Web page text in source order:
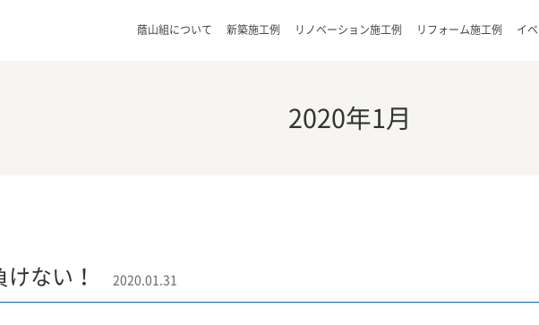
蔭山組について 新築施工例 リノベーション施工例 リフォーム施工例 イ
2020年1月
ない！ 2020.01.31